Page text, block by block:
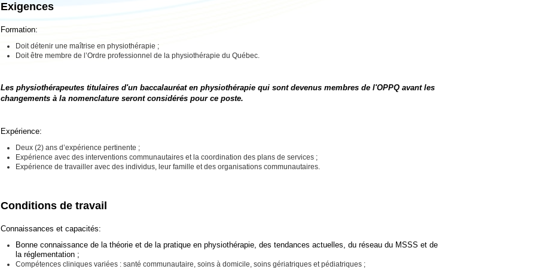
Exigences
Formation:
Doit détenir une maîtrise en physiothérapie ;
Doit être membre de l’Ordre professionnel de la physiothérapie du Québec.
Les physiothérapeutes titulaires d'un baccalauréat en physiothérapie qui sont devenus membres de l'OPPQ avant les
changements à la nomenclature seront considérés pour ce poste.
Expérience:
Deux (2) ans d’expérience pertinente ;
Expérience avec des interventions communautaires et la coordination des plans de services ;
Expérience de travailler avec des individus, leur famille et des organisations communautaires.
Conditions de travail
Connaissances et capacités:
Bonne connaissance de la théorie et de la pratique en physiothérapie, des tendances actuelles, du réseau du MSSS et de
la réglementation ;
Compétences cliniques variées : santé communautaire, soins à domicile, soins gériatriques et pédiatriques ;